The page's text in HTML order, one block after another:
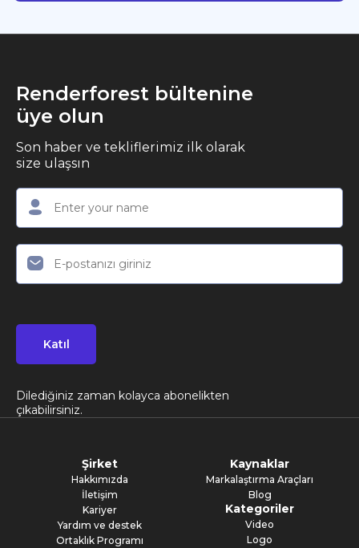
Renderforest bültenine
üye olun
Son haber ve tekliflerimiz ilk olarak
size ulaşsın
Katıl
Dilediğiniz zaman kolayca abonelikten
çıkabilirsiniz.
Şirket
Hakkımızda
İletişim
Kariyer
Yardım ve destek
Ortaklık Programı
Kaynaklar
Markalaştırma Araçları
Blog
Kategoriler
Video
Logo